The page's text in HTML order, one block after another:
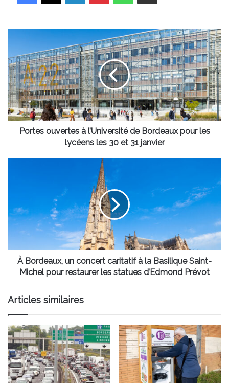
l’Université
de
Bordeaux
pour
les
lycéens
Portes ouvertes à l’Université de Bordeaux pour les
lycéens les 30 et 31 janvier
caritatif
à
Saint-
Michel
pour
statues
d’Edmond
Prévot
À Bordeaux, un concert caritatif à la Basilique Saint-
Michel pour restaurer les statues d’Edmond Prévot
Articles similaires